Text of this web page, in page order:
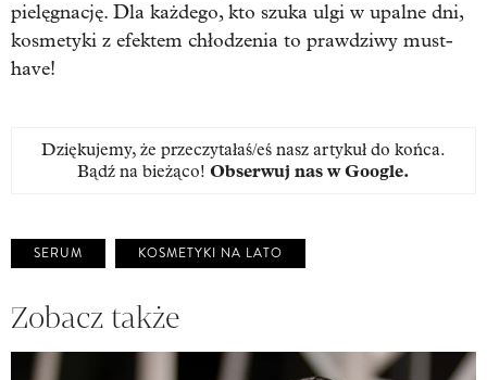
pielęgnację. Dla każdego, kto szuka ulgi w upalne dni,
kosmetyki z efektem chłodzenia to prawdziwy must-
have!
Dziękujemy, że przeczytałaś/eś nasz artykuł do końca.
Bądź na bieżąco! Obserwuj nas w Google.
SERUM KOSMETYKI NA LATO
Zobacz także